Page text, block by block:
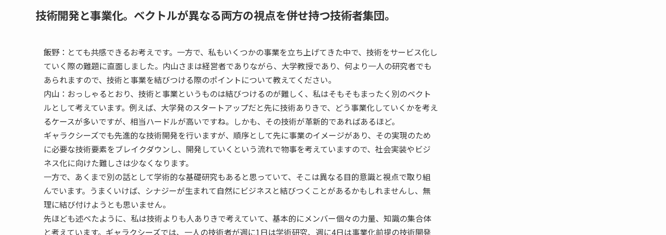
技術開発と事業化。ベクトルが異なる両方の視点を併せ持つ技術者集団。
飯野： とても共感できるお考えです。一方で、私もいくつかの事業を立ち上げてきた中で、技術をサービス化し
ていく際の難題に直面しました。内山さまは経営者でありながら、大学教授であり、何より一人の研究者でも
あられますので、技術と事業を結びつける際のポイントについて教えてください。
内山： おっしゃるとおり、技術と事業というものは結びつけるのが難しく、私はそもそもまったく別のベクト
ルとして考えています。例えば、大学発のスタートアップだと先に技術ありきで、どう事業化していくかを考え
るケースが多いですが、相当ハードルが高いですね。しかも、その技術が革新的であればあるほど。
ギャラクシーズでも先進的な技術開発を行いますが、順序として先に事業のイメージがあり、その実現のため
に必要な技術要素をブレイクダウンし、開発していくという流れで物事を考えていますので、社会実装やビジ
ネス化に向けた難しさは少なくなります。
一方で、あくまで別の話として学術的な基礎研究もあると思っていて、そこは異なる目的意識と視点で取り組
んでいます。うまくいけば、シナジーが生まれて自然にビジネスと結びつくことがあるかもしれませんし、無
理に結び付けようとも思いません。
先ほども述べたように、私は技術よりも人ありきで考えていて、基本的にメンバー個々の力量、知識の集合体
と考えています。ギャラクシーズでは、一人の技術者が週に1日は学術研究、週に4日は事業化前提の技術開発